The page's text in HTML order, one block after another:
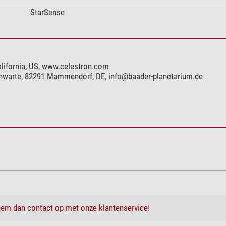
StarSense
US, www.celestron.com
82291 Mammendorf, DE, info@baader-planetarium.de
dan contact op met onze klantenservice!